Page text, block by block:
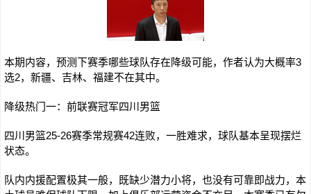
本期内容，预测下赛季哪些球队存在降级可能，作者认为大概率3
选2，新疆、吉林、福建不在其中。
降级热门一：前联赛冠军四川男篮
四川男篮25-26赛季常规赛42连败，一胜难求，球队基本呈现摆烂
状态。
队内内援配置极其一般，既缺少潜力小将，也没有可靠即战力，本